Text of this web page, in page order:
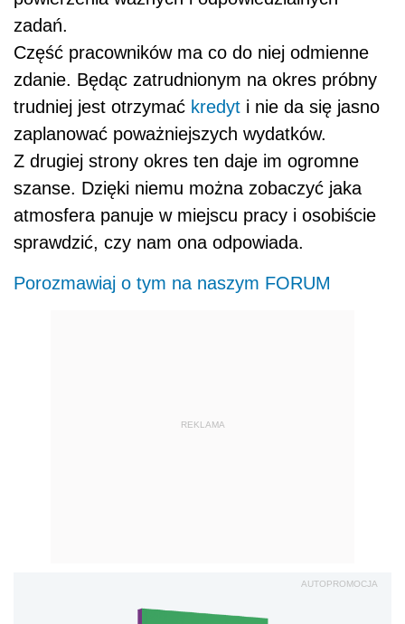
zadań.
Część pracowników ma co do niej odmienne
zdanie. Będąc zatrudnionym na okres próbny
trudniej jest otrzymać kredyt i nie da się jasno
zaplanować poważniejszych wydatków.
Z drugiej strony okres ten daje im ogromne
szanse. Dzięki niemu można zobaczyć jaka
atmosfera panuje w miejscu pracy i osobiście
sprawdzić, czy nam ona odpowiada.
Porozmawiaj o tym na naszym FORUM
REKLAMA
AUTOPROMOCJA